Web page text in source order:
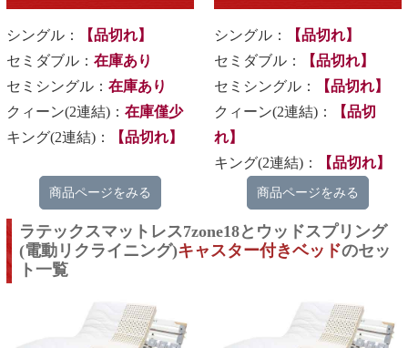
シングル：
【品切れ】
セミダブル： 在庫あり
セミシングル： 在庫あり
クィーン(2連結)： 在庫僅少
キング(2連結)：
【品切れ】
商品ページをみる
シングル：
【品切れ】
セミダブル：
【品切れ】
セミシングル：
【品切れ】
クィーン(2連結)：
【品切
れ】
キング(2連結)：
【品切れ】
商品ページをみる
ラテックスマットレス7zone18とウッドスプリング
(電動リクライニング)キャスター付きベッドのセッ
ト一覧